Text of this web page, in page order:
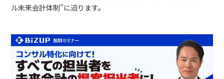
ル未来会計体制”に迫ります。